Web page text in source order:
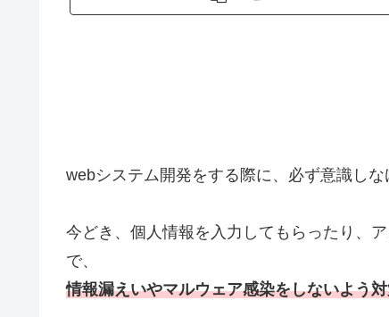
webシステム開発をする際に、必ず意識しな
今どき、個人情報を入力してもらったり、
で、
情報漏えいやマルウェア感染をしないよう